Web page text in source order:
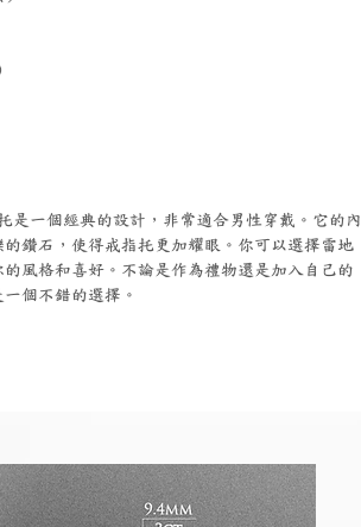
是一個經典的設計，非常適合男性穿戴。它的內
鑽石，使得戒指托更加耀眼。你可以選擇雷地
風格和喜好。不論是作為禮物還是加入自己的
個不錯的選擇。